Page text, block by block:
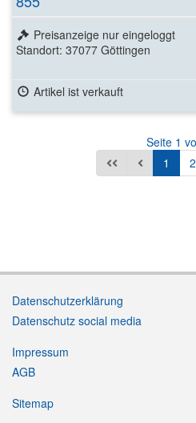
Preisanzeige nur eingeloggt
Standort: 37077 Göttingen
Artikel ist verkauft
Seite 1
1
2
Datenschutzerklärung
Datenschutz social media
Impressum
AGB
Sitemap